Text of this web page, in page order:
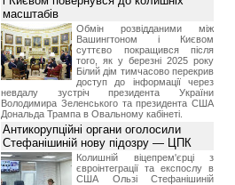
масштабів
Обмін розвідданими між
Вашингтоном і Києвом
суттєво покращився після
того, як у березні 2025 року
Білий дім тимчасово перекрив
доступ до інформації через
невдалу зустріч президента України
Володимира Зеленського та президента США
Дональда Трампа в Овальному кабінеті.
Антикорупційні органи оголосили
Стефанішиній нову підозру — ЦПК
Колишній віцепрем'єрці з
євроінтеграції та експослу в
США Ользі Стефанішиній